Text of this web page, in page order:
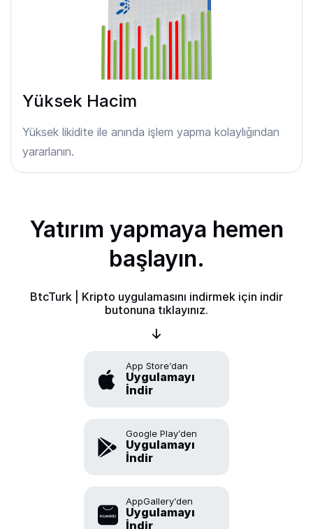
Yüksek Hacim
Yüksek likidite ile anında işlem yapma kolaylığından
yararlanın.
Yatırım yapmaya hemen
başlayın.
BtcTurk | Kripto uygulamasını indirmek için indir
butonuna tıklayınız.
App Store’dan
Uygulamayı
İndir
Google Play’den
Uygulamayı
İndir
AppGallery’den
Uygulamayı
İndir